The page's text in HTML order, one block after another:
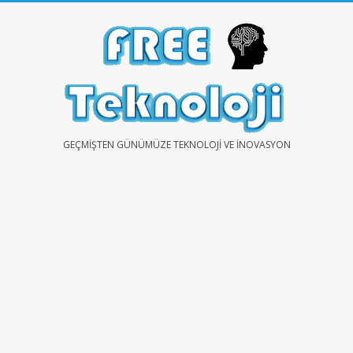
FREEGEÇMIŞTEN GÜNÜMÜZE TEKNOLOJI VE İNOVASYON